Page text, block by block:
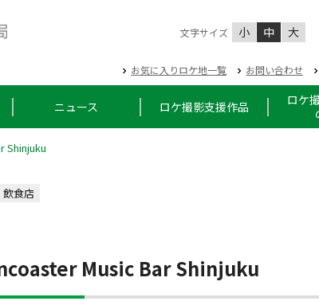
文字サイズ 小 中 大
お気に入りロケ地一覧 お問い合わせ
ニュース ロケ撮影支援作品
ロケ
Shinjuku
飲食店
Music Bar Shinjuku